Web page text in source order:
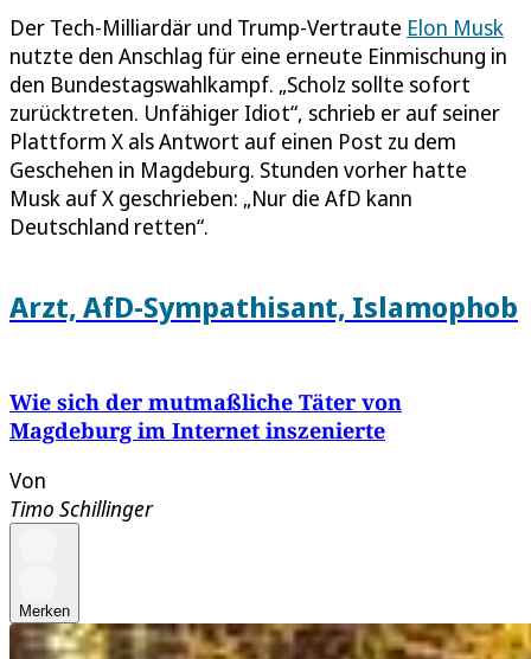
Der Tech-Milliardär und Trump-Vertraute Elon Musk
nutzte den Anschlag für eine erneute Einmischung in
den Bundestagswahlkampf. „Scholz sollte sofort
zurücktreten. Unfähiger Idiot“, schrieb er auf seiner
Plattform X als Antwort auf einen Post zu dem
Geschehen in Magdeburg. Stunden vorher hatte
Musk auf X geschrieben: „Nur die AfD kann
Deutschland retten“.
Arzt, AfD-Sympathisant, Islamophob
Wie sich der mutmaßliche Täter von
Magdeburg im Internet inszenierte
Von
Timo Schillinger
Merken